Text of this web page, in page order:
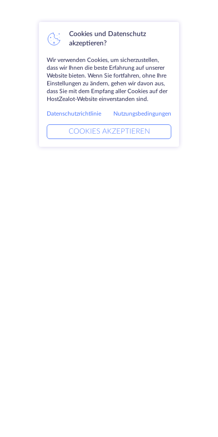
Cookies und Datenschutz
akzeptieren?
Wir verwenden Cookies, um sicherzustellen,
dass wir Ihnen die beste Erfahrung auf unserer
Website bieten. Wenn Sie fortfahren, ohne Ihre
Einstellungen zu ändern, gehen wir davon aus,
dass Sie mit dem Empfang aller Cookies auf der
HostZealot-Website einverstanden sind.
Datenschutzrichtlinie Nutzungsbedingungen
COOKIES AKZEPTIEREN